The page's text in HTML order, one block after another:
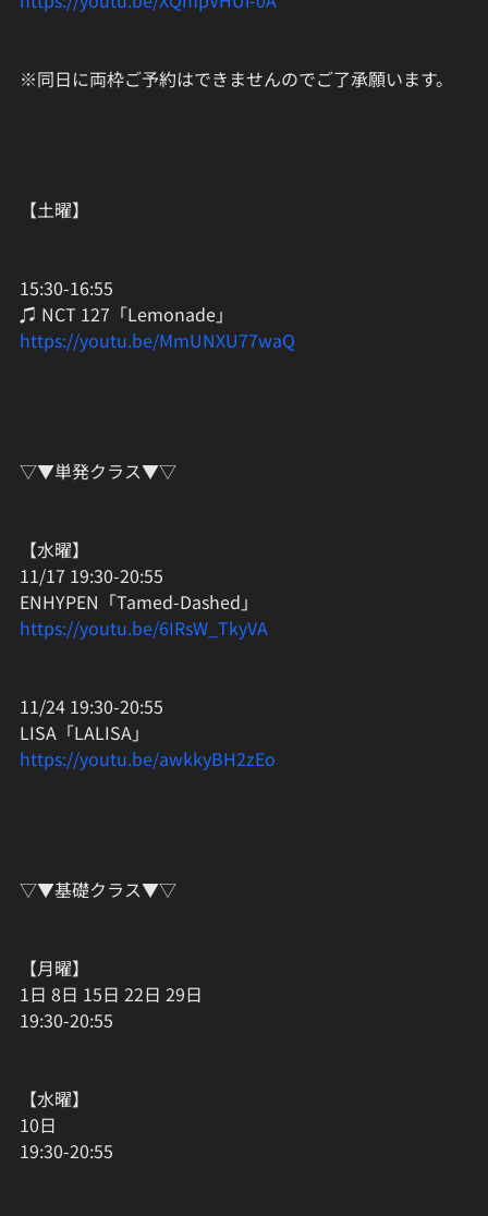
※同日に両枠ご予約はできませんのでご了承願います。
【土曜】
15:30-16:55
♫ NCT 127「Lemonade」
https://youtu.be/MmUNXU77waQ
▽▼単発クラス▼▽
【水曜】
11/17 19:30-20:55
ENHYPEN「Tamed-Dashed」
https://youtu.be/6IRsW_TkyVA
11/24 19:30-20:55
LISA「LALISA」
https://youtu.be/awkkyBH2zEo
▽▼基礎クラス▼▽
【月曜】
1日 8日 15日 22日 29日
19:30-20:55
【水曜】
10日
19:30-20:55